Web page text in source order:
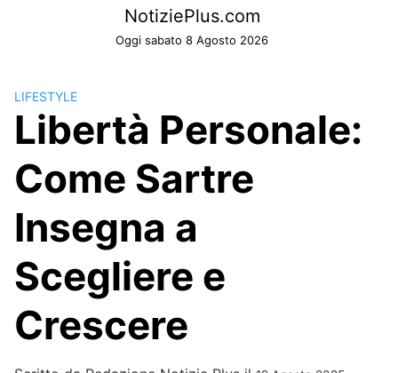
NotiziePlus.com
Oggi sabato 8 Agosto 2026
LIFESTYLE
Libertà Personale:
Come Sartre
Insegna a
Scegliere e
Crescere